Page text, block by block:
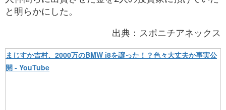
と明らかにした。
出典：スポニチアネックス
まじすか吉村、2000万のBMW i8を譲った！？色々大丈夫か事実公
開 - YouTube